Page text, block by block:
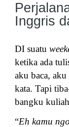
Inggris
DI suatu
ketika ada
aku baca,
kata. Tapi
bangku
“Eh kamu